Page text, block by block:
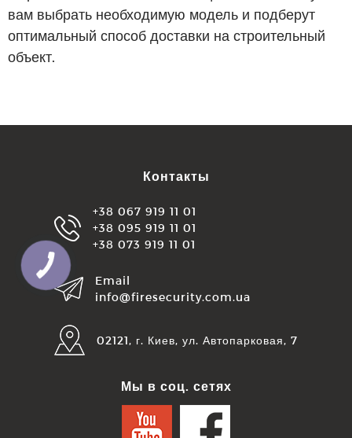
вам выбрать необходимую модель и подберут
оптимальный способ доставки на строительный
объект.
Контакты
+38 067 919 11 01
+38 095 919 11 01
+38 073 919 11 01
Email
info@firesecurity.com.ua
02121, г. Киев, ул. Автопарковая, 7
Мы в соц. сетях